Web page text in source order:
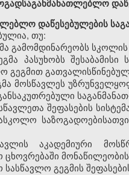
დაწესებულების
თუ:
გამომდინარეობს
პასუხობს
გეგმით
მოსწავლეს
შეფასების
აკადემიური
გეგმის